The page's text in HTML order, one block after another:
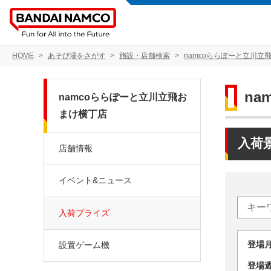
HOME あそび場をさがす 施設・店舗検索 namcoららぽーと立川立
入荷
登
登
namcoららぽーと立川立飛お
まけ横丁店
店舗情報
イベント&ニュース
入荷プライズ
設置ゲーム機